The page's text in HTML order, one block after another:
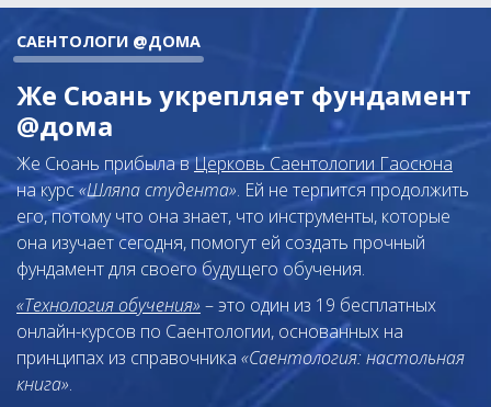
САЕНТОЛОГИ @ДОМА
Же Сюань укрепляет фундамент
@дома
Же Сюань прибыла вЦерковь Саентологии Гаосюна
на курс«Шляпа студента». Ей не терпится продолжить
его, потому что она знает, что инструменты, которые
она изучает сегодня, помогут ей создать прочный
фундамент для своего будущего обучения.
«Технология обучения» – это один из 19 бесплатных
онлайн-курсов по Саентологии, основанных на
принципах из справочника «Саентология: настольная
книга».